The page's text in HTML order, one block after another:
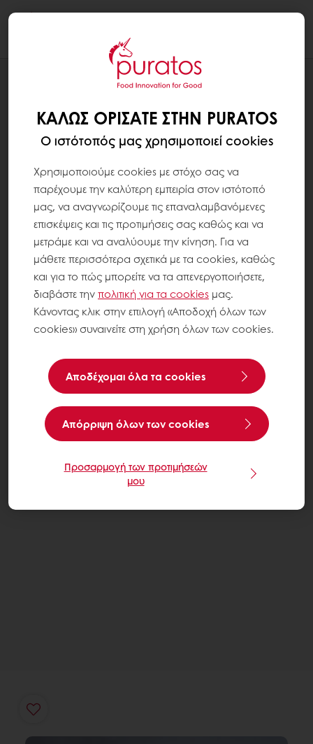
MULTIGRAIN
ΚΑΛΏΣ ΟΡΊΣΑΤΕ ΣΤΗΝ PURATOS
Ο ιστότοπός μας χρησιμοποιεί cookies
Χρησιμοποιούμε cookies με στόχο σας να
παρέχουμε την καλύτερη εμπειρία στον ιστότοπό
μας, να αναγνωρίζουμε τις επαναλαμβανόμενες
επισκέψεις και τις προτιμήσεις σας καθώς και να
μετράμε και να αναλύουμε την κίνηση. Για να
μάθετε περισσότερα σχετικά με τα cookies, καθώς
και για το πώς μπορείτε να τα απενεργοποιήσετε,
διαβάστε τηνπολιτική για τα cookies μας.
Κάνοντας κλικ στην επιλογή «Αποδοχή όλων των
cookies» συναινείτε στη χρήση όλων των cookies.
Αποδέχομαι όλα τα cookies
Aπόρριψη όλων των cookies
Προσαρμογή των προτιμήσεών
μου